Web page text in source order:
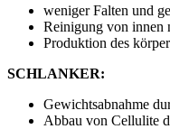
weniger Falten und
Reinigung von innen
Produktion des
SCHLANKER:
Gewichtsabnahme
Abbau von Cellulite